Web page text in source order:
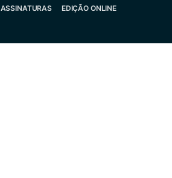
ASSINATURAS EDIÇÃO ONLINE